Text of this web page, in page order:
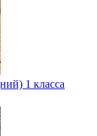
1 класса